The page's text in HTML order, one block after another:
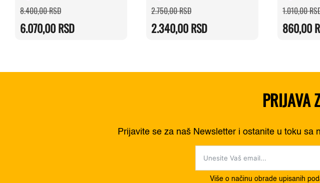
8.400,00RSDOriginalna
cena
bila:
8.400,00 RSD.
6.070,00RSD
Trenutna
cena
6.070,00 RSD.
2.750,00RSDOriginalna
cena
bila:
2.750,00 RSD.
2.340,00RSD
Trenutna
cena
2.340,00 RSD.
1.010,00
860,00
PRIJAVA
Prijavite se za naš Newsletter i ostanite u toku
Više o načinu obrade upisanih